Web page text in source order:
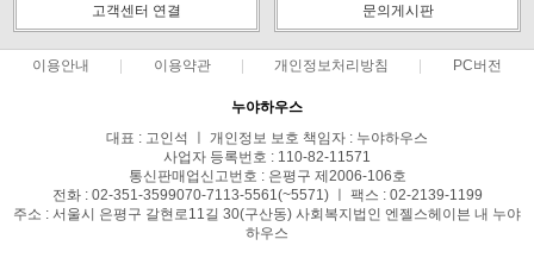
고객센터 연결 문의게시판
이용안내 이용약관 개인정보처리방침 PC버전
누야하우스
대표 : 고인석 ㅣ 개인정보 보호 책임자 : 누야하우스
사업자 등록번호 : 110-82-11571
통신판매업신고번호 : 은평구 제2006-106호
전화 : 02-351-3599070-7113-5561(~5571) ㅣ 팩스 : 02-2139-1199
주소 : 서울시 은평구 갈현로11길 30(구산동) 사회복지법인 엔젤스헤이븐 내 누야
하우스